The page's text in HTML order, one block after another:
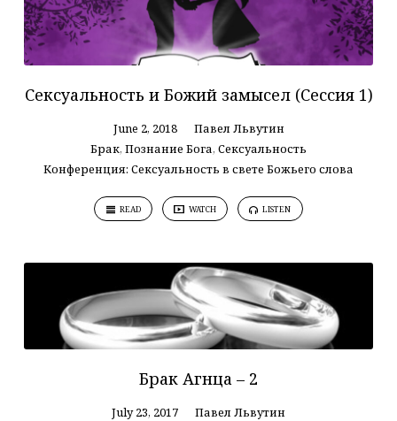
Сексуальность и Божий замысел (Сессия 1)
June 2, 2018
Павел Львутин
Брак, Познание Бога, Сексуальность
Конференция: Сексуальность в свете Божьего слова
READ WATCH LISTEN
Брак Агнца – 2
July 23, 2017
Павел Львутин